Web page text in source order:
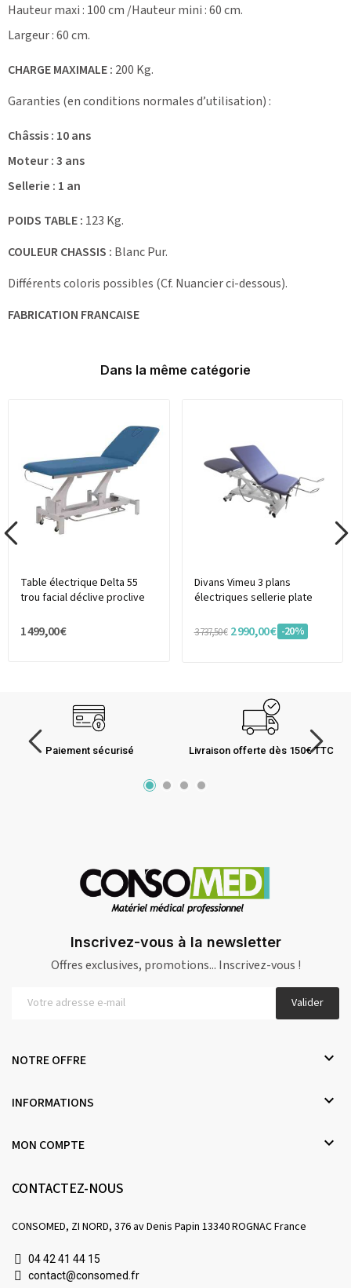
Hauteur maxi : 100 cm /Hauteur mini : 60 cm.
Largeur : 60 cm.
CHARGE MAXIMALE : 200 Kg.
Garanties (en conditions normales d’utilisation) :
Châssis : 10 ans
Moteur : 3 ans
Sellerie : 1 an
POIDS TABLE : 123 Kg.
COULEUR CHASSIS : Blanc Pur.
Différents coloris possibles (Cf. Nuancier ci-dessous).
FABRICATION FRANCAISE
Dans la même catégorie
Table électrique Delta 55
trou facial déclive proclive
1 499,00 €
Divans Vimeu 3 plans
électriques sellerie plate
3 737,50 € 2 990,00 € -20%
Paiement sécurisé Livraison offerte dès 150€ TTC
Inscrivez-vous à la newsletter
Offres exclusives, promotions... Inscrivez-vous !
Valider
NOTRE OFFRE 
INFORMATIONS 
MON COMPTE 
CONTACTEZ-NOUS
CONSOMED, ZI NORD, 376 av Denis Papin 13340 ROGNAC France
04 42 41 44 15
contact@consomed.fr